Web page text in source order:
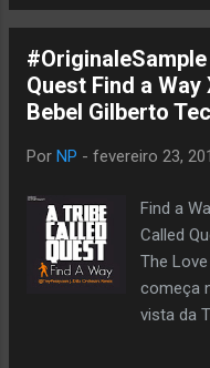
confira.!!
formado
Nice,
pickups.
Alright
da
foi
canção
por
Quest Find a Way
Bebel Gilberto
Por NP - fevereiro 23,
Find a
Called
The
começa
vista da